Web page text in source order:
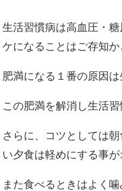
生活習慣病は高血圧・
ケになることはご存知か
肥満になる１番の原因
この肥満を解消し生活
さらに、コツとしては
い夕食は軽めにする事が
また食べるときはよく